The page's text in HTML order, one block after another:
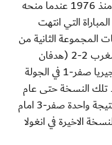
وهي المرة الاولى التي يهز فيها السودان الشباك منذ 1976 عندما منحه
الزائير في المباراة التي انتهت
المجموعة الثانية من
البطولة التي ودعها من الدور الاول بتعادله مع المغرب 2-2 (هدفان
لغاغارين ايضا) في الجولة الاولى وخسارته امام نيجيريا صفر-1 في الجولة
تلك النسخة حتى عام
2008 عندما ودع من الدور الاول بثلاث هزائم وبنتيجة واحدة صفر-3 امام
الاخيرة في انغولا